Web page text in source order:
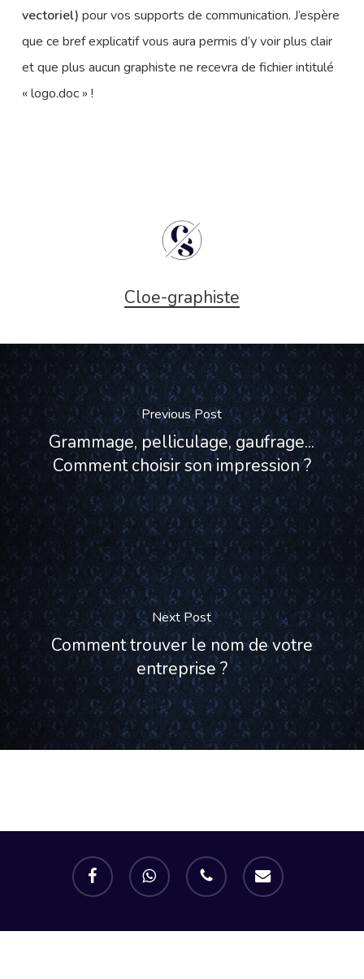
vectoriel) pour vos supports de communication. J’espère
que ce bref explicatif vous aura permis d’y voir plus clair
et que plus aucun graphiste ne recevra de fichier intitulé
« logo.doc » !
Cloe-graphiste
Previous Post
Grammage, pelliculage, gaufrage...
Comment choisir son impression ?
Next Post
Comment trouver le nom de votre
entreprise ?
facebook whatsapp phone email